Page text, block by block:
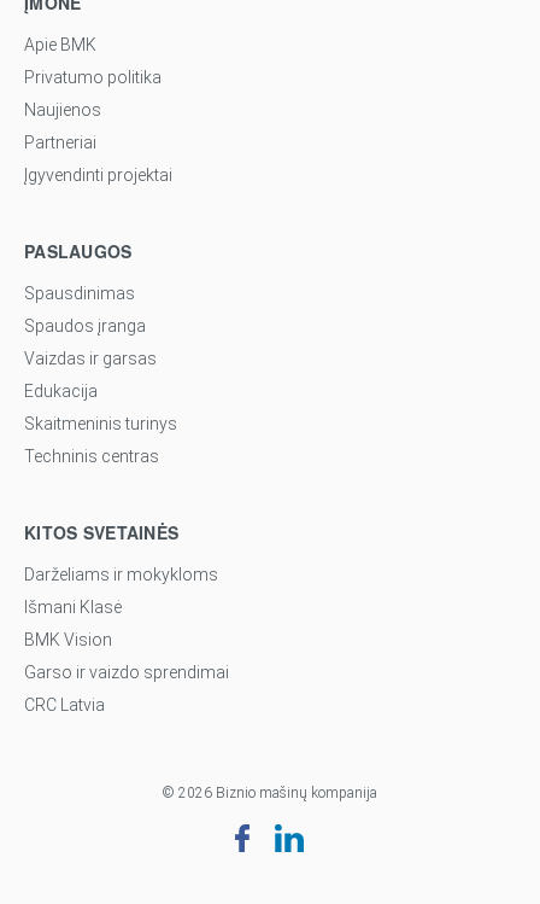
Apie BMK
Privatumo politika
Naujienos
Partneriai
Įgyvendinti projektai
PASLAUGOS
Spausdinimas
Spaudos įranga
Vaizdas ir garsas
Edukacija
Skaitmeninis turinys
Techninis centras
KITOS SVETAINĖS
Darželiams ir mokykloms
Išmani Klasė
BMK Vision
Garso ir vaizdo sprendimai
CRC Latvia
© 2026 Biznio mašinų kompanija